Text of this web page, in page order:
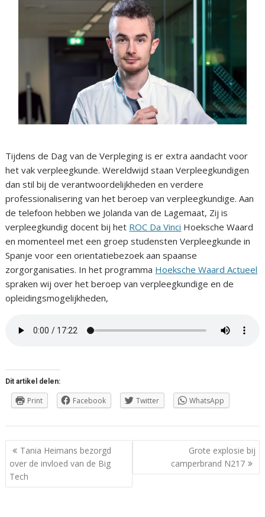
Tijdens de Dag van de Verpleging is er extra aandacht voor
het vak verpleegkunde. Wereldwijd staan Verpleegkundigen
dan stil bij de verantwoordelijkheden en verdere
professionalisering van het beroep van verpleegkundige. Aan
de telefoon hebben we Jolanda van de Lagemaat, Zij is
verpleegkundig docent bij het ROC Da Vinci Hoeksche Waard
en momenteel met een groep studensten Verpleegkunde in
Spanje voor een orientatiebezoek aan spaanse
zorgorganisaties. In het programma Hoeksche Waard Actueel
spraken wij over het beroep van verpleegkundige en de
opleidingsmogelijkheden,
Dit artikel delen:
Print Facebook Twitter WhatsApp
Berichtnavigatie
Tania Heimans bezorgd
over de invloed van de Big
Tech
Grote explosie bij
camperbrand N217